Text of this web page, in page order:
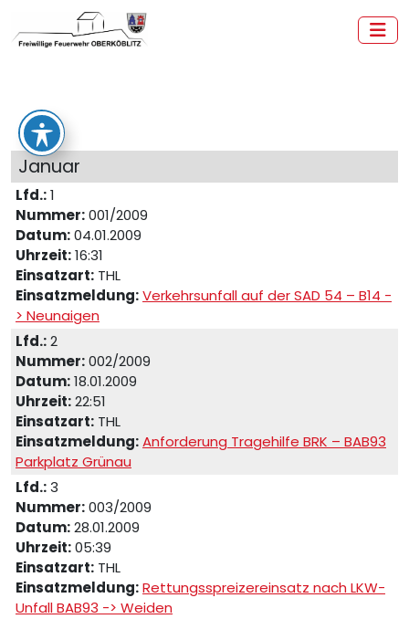
Inhalt
springen
Januar
Lfd.:1
Nummer:001/2009
Datum:04.01.2009
Uhrzeit:16:31
Einsatzart: THL
Einsatzmeldung:Verkehrsunfall auf der SAD 54 – B14 -
> Neunaigen
Lfd.:2
Nummer:002/2009
Datum:18.01.2009
Uhrzeit:22:51
Einsatzart: THL
Einsatzmeldung:Anforderung Tragehilfe BRK – BAB93
Parkplatz Grünau
Lfd.:3
Nummer:003/2009
Datum:28.01.2009
Uhrzeit:05:39
Einsatzart: THL
Einsatzmeldung:Rettungsspreizereinsatz nach LKW-
Unfall BAB93 -> Weiden